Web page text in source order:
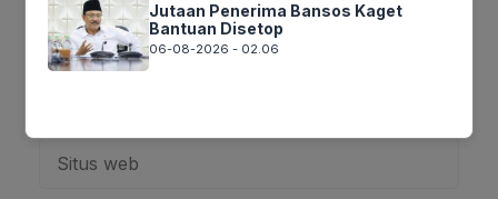
Nama
web
Jutaan Penerima Bansos Kaget
Bantuan Disetop
06-08-2026 - 02.06